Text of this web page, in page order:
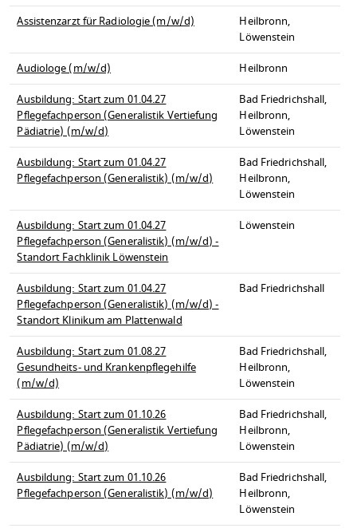
Assistenzarzt für Radiologie (m/w/d)
Heilbronn,
Löwenstein
Audiologe (m/w/d)
Heilbronn
Ausbildung: Start zum 01.04.27
Pflegefachperson (Generalistik Vertiefung
Pädiatrie) (m/w/d)
Bad Friedrichshall,
Heilbronn,
Löwenstein
Ausbildung: Start zum 01.04.27
Pflegefachperson (Generalistik) (m/w/d)
Bad Friedrichshall,
Heilbronn,
Löwenstein
Ausbildung: Start zum 01.04.27
Pflegefachperson (Generalistik) (m/w/d) -
Standort Fachklinik Löwenstein
Löwenstein
Ausbildung: Start zum 01.04.27
Pflegefachperson (Generalistik) (m/w/d) -
Standort Klinikum am Plattenwald
Bad Friedrichshall
Ausbildung: Start zum 01.08.27
Gesundheits- und Krankenpflegehilfe
(m/w/d)
Bad Friedrichshall,
Heilbronn,
Löwenstein
Ausbildung: Start zum 01.10.26
Pflegefachperson (Generalistik Vertiefung
Pädiatrie) (m/w/d)
Bad Friedrichshall,
Heilbronn,
Löwenstein
Ausbildung: Start zum 01.10.26
Pflegefachperson (Generalistik) (m/w/d)
Bad Friedrichshall,
Heilbronn,
Löwenstein